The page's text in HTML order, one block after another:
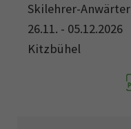
Skilehrer-Anwärter
26.11. - 05.12.2026
Kitzbühel